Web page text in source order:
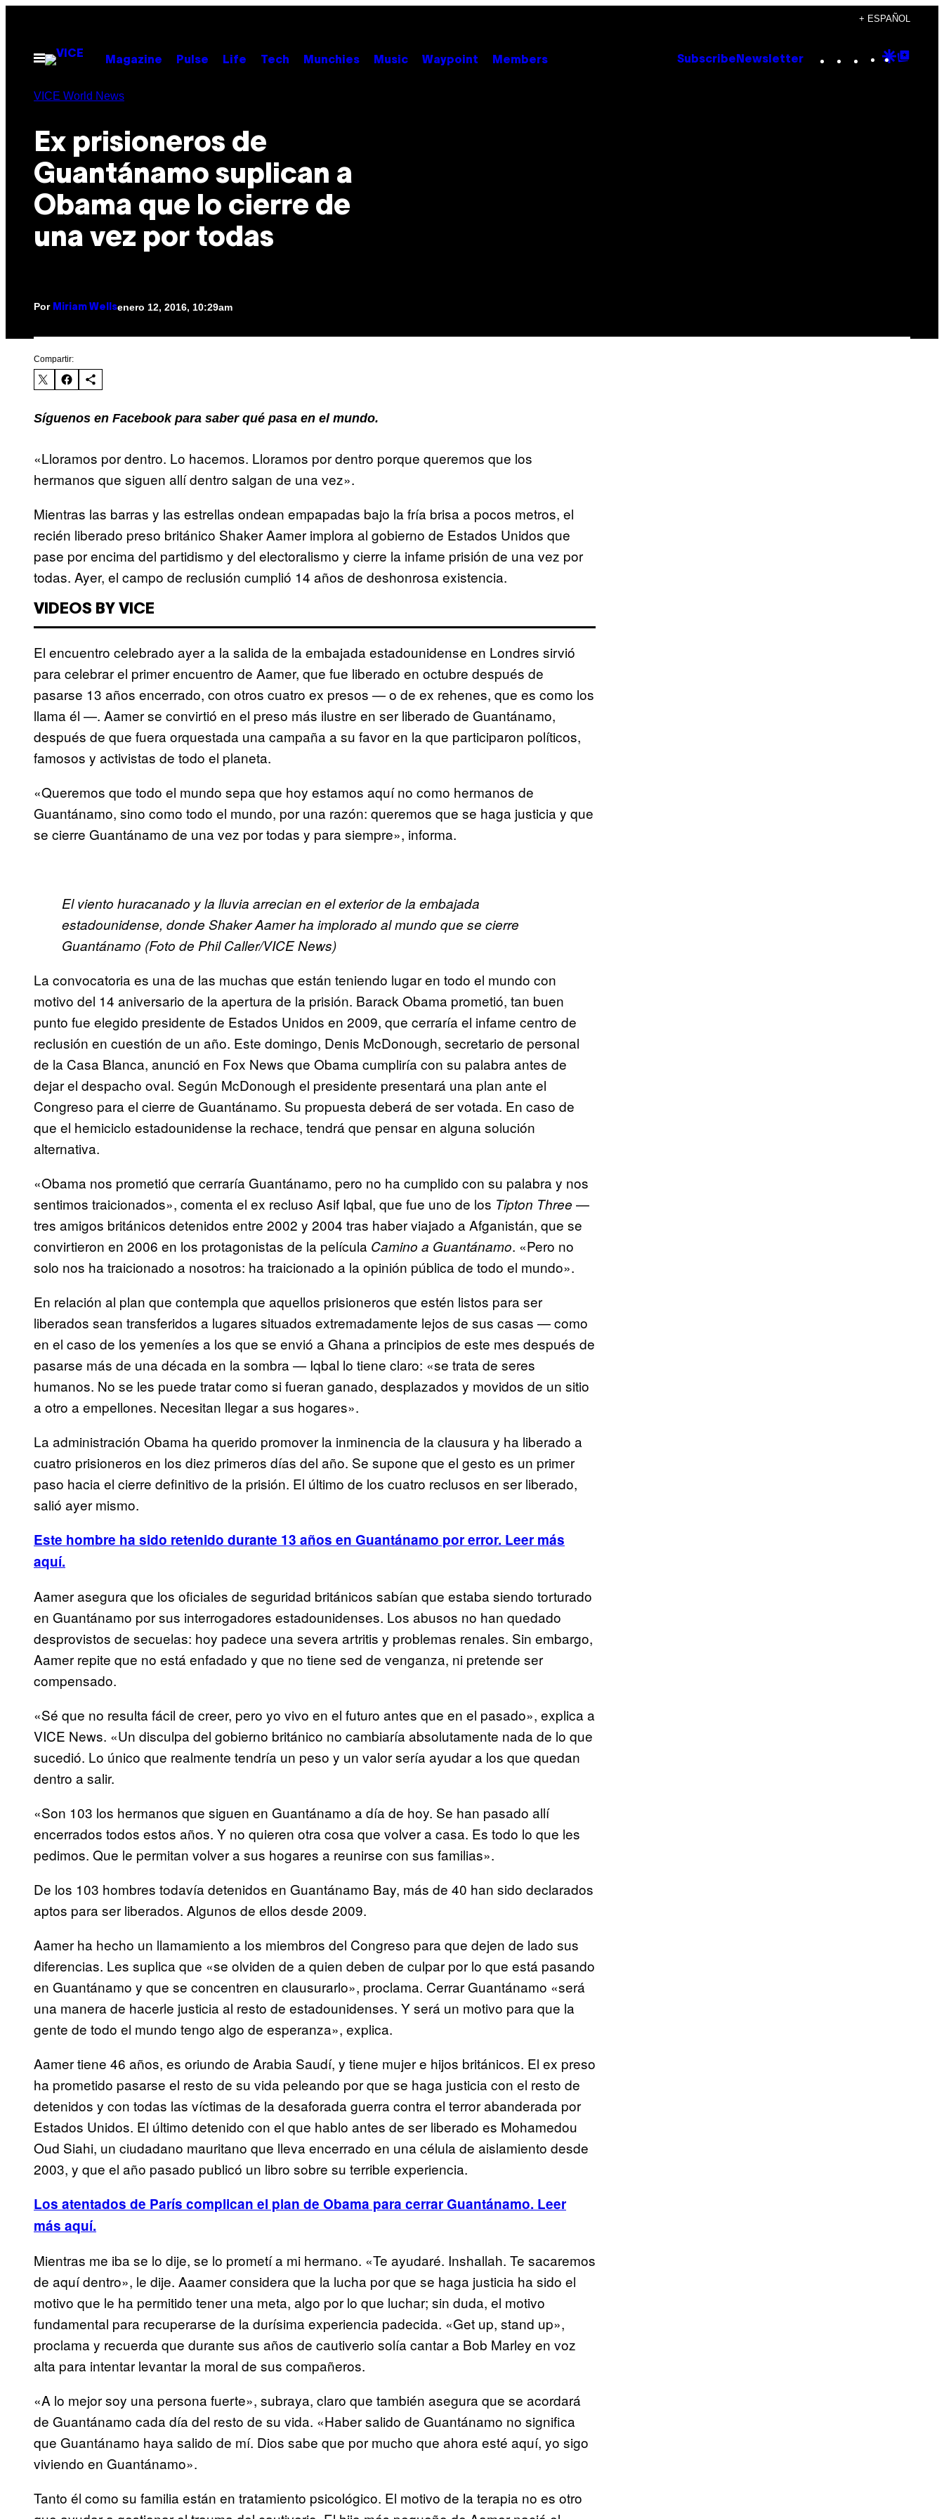
contenido
+ ESPAÑOL
Abrir
Menú
Magazine Pulse Life Tech Munchies Music Waypoint Members Subscribe Newsletter Instagram
TikTok
YouTube
Google
VICE World News
Ex prisioneros de
Guantánamo suplican a
Obama que lo cierre de
una vez por todas
Por Miriam Wellsenero 12, 2016, 10:29am
Compartir:
Síguenos en Facebook para saber qué pasa en el mundo.
«Lloramos por dentro. Lo hacemos. Lloramos por dentro porque queremos que los
hermanos que siguen allí dentro salgan de una vez».
Mientras las barras y las estrellas ondean empapadas bajo la fría brisa a pocos metros, el
recién liberado preso británico Shaker Aamer implora al gobierno de Estados Unidos que
pase por encima del partidismo y del electoralismo y cierre la infame prisión de una vez por
todas. Ayer, el campo de reclusión cumplió 14 años de deshonrosa existencia.
VIDEOS BY VICE
El encuentro celebrado ayer a la salida de la embajada estadounidense en Londres sirvió
para celebrar el primer encuentro de Aamer, que fue liberado en octubre después de
pasarse 13 años encerrado, con otros cuatro ex presos — o de ex rehenes, que es como los
llama él —. Aamer se convirtió en el preso más ilustre en ser liberado de Guantánamo,
después de que fuera orquestada una campaña a su favor en la que participaron políticos,
famosos y activistas de todo el planeta.
«Queremos que todo el mundo sepa que hoy estamos aquí no como hermanos de
Guantánamo, sino como todo el mundo, por una razón: queremos que se haga justicia y que
se cierre Guantánamo de una vez por todas y para siempre», informa.
El viento huracanado y la lluvia arrecian en el exterior de la embajada
estadounidense, donde Shaker Aamer ha implorado al mundo que se cierre
Guantánamo (Foto de Phil Caller/VICE News)
La convocatoria es una de las muchas que están teniendo lugar en todo el mundo con
motivo del 14 aniversario de la apertura de la prisión. Barack Obama prometió, tan buen
punto fue elegido presidente de Estados Unidos en 2009, que cerraría el infame centro de
reclusión en cuestión de un año. Este domingo, Denis McDonough, secretario de personal
de la Casa Blanca, anunció en Fox News que Obama cumpliría con su palabra antes de
dejar el despacho oval. Según McDonough el presidente presentará una plan ante el
Congreso para el cierre de Guantánamo. Su propuesta deberá de ser votada. En caso de
que el hemiciclo estadounidense la rechace, tendrá que pensar en alguna solución
alternativa.
«Obama nos prometió que cerraría Guantánamo, pero no ha cumplido con su palabra y nos
sentimos traicionados», comenta el ex recluso Asif Iqbal, que fue uno de los Tipton Three —
tres amigos británicos detenidos entre 2002 y 2004 tras haber viajado a Afganistán, que se
convirtieron en 2006 en los protagonistas de la película Camino a Guantánamo. «Pero no
solo nos ha traicionado a nosotros: ha traicionado a la opinión pública de todo el mundo».
En relación al plan que contempla que aquellos prisioneros que estén listos para ser
liberados sean transferidos a lugares situados extremadamente lejos de sus casas — como
en el caso de los yemeníes a los que se envió a Ghana a principios de este mes después de
pasarse más de una década en la sombra — Iqbal lo tiene claro: «se trata de seres
humanos. No se les puede tratar como si fueran ganado, desplazados y movidos de un sitio
a otro a empellones. Necesitan llegar a sus hogares».
La administración Obama ha querido promover la inminencia de la clausura y ha liberado a
cuatro prisioneros en los diez primeros días del año. Se supone que el gesto es un primer
paso hacia el cierre definitivo de la prisión. El último de los cuatro reclusos en ser liberado,
salió ayer mismo.
Este hombre ha sido retenido durante 13 años en Guantánamo por error. Leer más
aquí.
Aamer asegura que los oficiales de seguridad británicos sabían que estaba siendo torturado
en Guantánamo por sus interrogadores estadounidenses. Los abusos no han quedado
desprovistos de secuelas: hoy padece una severa artritis y problemas renales. Sin embargo,
Aamer repite que no está enfadado y que no tiene sed de venganza, ni pretende ser
compensado.
«Sé que no resulta fácil de creer, pero yo vivo en el futuro antes que en el pasado», explica a
VICE News. «Un disculpa del gobierno británico no cambiaría absolutamente nada de lo que
sucedió. Lo único que realmente tendría un peso y un valor sería ayudar a los que quedan
dentro a salir.
«Son 103 los hermanos que siguen en Guantánamo a día de hoy. Se han pasado allí
encerrados todos estos años. Y no quieren otra cosa que volver a casa. Es todo lo que les
pedimos. Que le permitan volver a sus hogares a reunirse con sus familias».
De los 103 hombres todavía detenidos en Guantánamo Bay, más de 40 han sido declarados
aptos para ser liberados. Algunos de ellos desde 2009.
Aamer ha hecho un llamamiento a los miembros del Congreso para que dejen de lado sus
diferencias. Les suplica que «se olviden de a quien deben de culpar por lo que está pasando
en Guantánamo y que se concentren en clausurarlo», proclama. Cerrar Guantánamo «será
una manera de hacerle justicia al resto de estadounidenses. Y será un motivo para que la
gente de todo el mundo tengo algo de esperanza», explica.
Aamer tiene 46 años, es oriundo de Arabia Saudí, y tiene mujer e hijos británicos. El ex preso
ha prometido pasarse el resto de su vida peleando por que se haga justicia con el resto de
detenidos y con todas las víctimas de la desaforada guerra contra el terror abanderada por
Estados Unidos. El último detenido con el que hablo antes de ser liberado es Mohamedou
Oud Siahi, un ciudadano mauritano que lleva encerrado en una célula de aislamiento desde
2003, y que el año pasado publicó un libro sobre su terrible experiencia.
Los atentados de París complican el plan de Obama para cerrar Guantánamo. Leer
más aquí.
Mientras me iba se lo dije, se lo prometí a mi hermano. «Te ayudaré. Inshallah. Te sacaremos
de aquí dentro», le dije. Aaamer considera que la lucha por que se haga justicia ha sido el
motivo que le ha permitido tener una meta, algo por lo que luchar; sin duda, el motivo
fundamental para recuperarse de la durísima experiencia padecida. «Get up, stand up»,
proclama y recuerda que durante sus años de cautiverio solía cantar a Bob Marley en voz
alta para intentar levantar la moral de sus compañeros.
«A lo mejor soy una persona fuerte», subraya, claro que también asegura que se acordará
de Guantánamo cada día del resto de su vida. «Haber salido de Guantánamo no significa
que Guantánamo haya salido de mí. Dios sabe que por mucho que ahora esté aquí, yo sigo
viviendo en Guantánamo».
Tanto él como su familia están en tratamiento psicológico. El motivo de la terapia no es otro